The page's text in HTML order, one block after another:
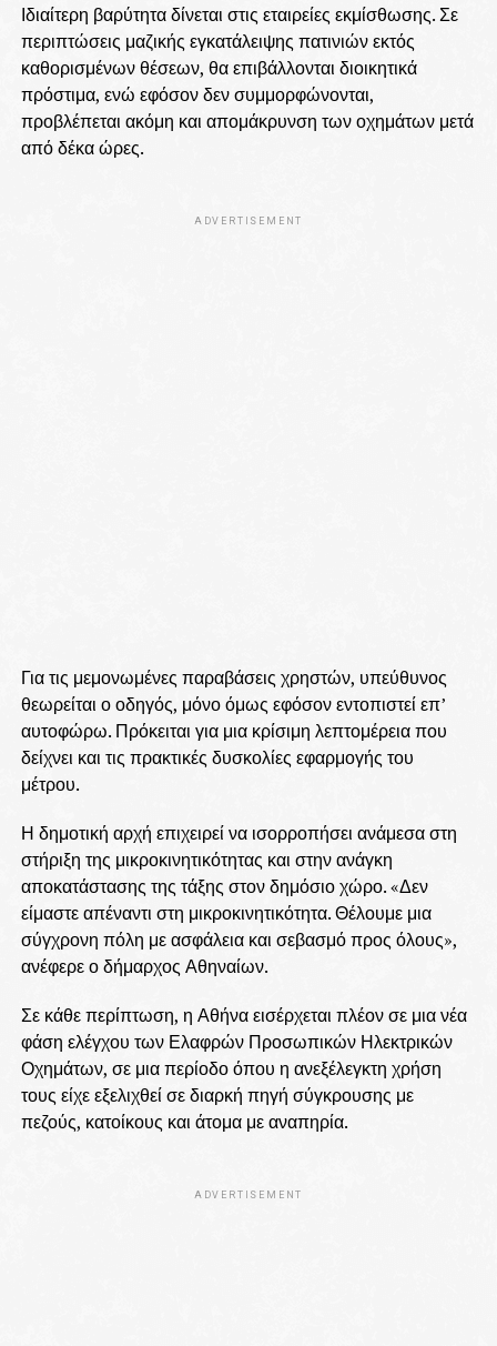
Ιδιαίτερη βαρύτητα δίνεται στις εταιρείες εκμίσθωσης. Σε
περιπτώσεις μαζικής εγκατάλειψης πατινιών εκτός
καθορισμένων θέσεων, θα επιβάλλονται διοικητικά
πρόστιμα, ενώ εφόσον δεν συμμορφώνονται,
προβλέπεται ακόμη και απομάκρυνση των οχημάτων μετά
από δέκα ώρες.
ADVERTISEMENT
Για τις μεμονωμένες παραβάσεις χρηστών, υπεύθυνος
θεωρείται ο οδηγός, μόνο όμως εφόσον εντοπιστεί επ’
αυτοφώρω. Πρόκειται για μια κρίσιμη λεπτομέρεια που
δείχνει και τις πρακτικές δυσκολίες εφαρμογής του
μέτρου.
Η δημοτική αρχή επιχειρεί να ισορροπήσει ανάμεσα στη
στήριξη της μικροκινητικότητας και στην ανάγκη
αποκατάστασης της τάξης στον δημόσιο χώρο. «Δεν
είμαστε απέναντι στη μικροκινητικότητα. Θέλουμε μια
σύγχρονη πόλη με ασφάλεια και σεβασμό προς όλους»,
ανέφερε ο δήμαρχος Αθηναίων.
Σε κάθε περίπτωση, η Αθήνα εισέρχεται πλέον σε μια νέα
φάση ελέγχου των Ελαφρών Προσωπικών Ηλεκτρικών
Οχημάτων, σε μια περίοδο όπου η ανεξέλεγκτη χρήση
τους είχε εξελιχθεί σε διαρκή πηγή σύγκρουσης με
πεζούς, κατοίκους και άτομα με αναπηρία.
ADVERTISEMENT